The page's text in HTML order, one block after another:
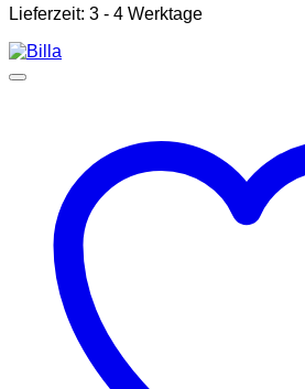
Lieferzeit: 3 - 4 Werktage